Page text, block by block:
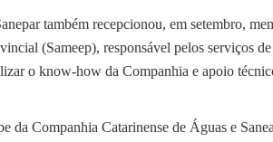
também recepcionou, em setembro,
(Sameep), responsável pelos serviços
o know-how da Companhia e apoio
da Companhia Catarinense de Águas e